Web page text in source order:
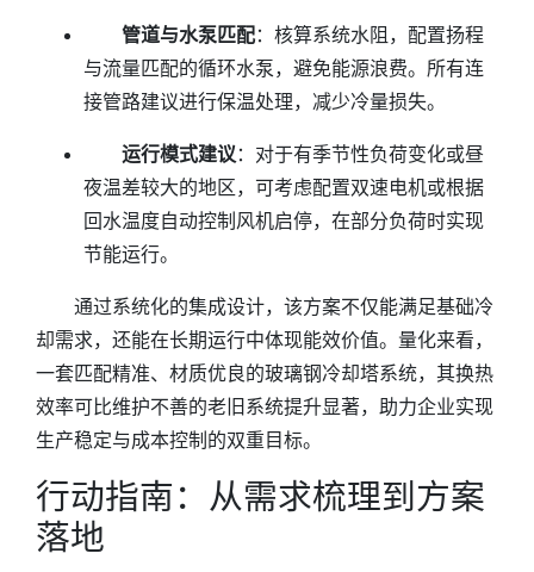
管道与水泵匹配：核算系统水阻，配置扬程
与流量匹配的循环水泵，避免能源浪费。所有连
接管路建议进行保温处理，减少冷量损失。
运行模式建议 ：对于有季节性负荷变化或昼
夜温差较大的地区，可考虑配置双速电机或根据
回水温度自动控制风机启停，在部分负荷时实现
节能运行。
通过系统化的集成设计，该方案不仅能满足基础冷
却需求，还能在长期运行中体现能效价值。量化来看，
一套匹配精准、材质优良的玻璃钢冷却塔系统，其换热
效率可比维护不善的老旧系统提升显著，助力企业实现
生产稳定与成本控制的双重目标。
行动指南：从需求梳理到方案
落地